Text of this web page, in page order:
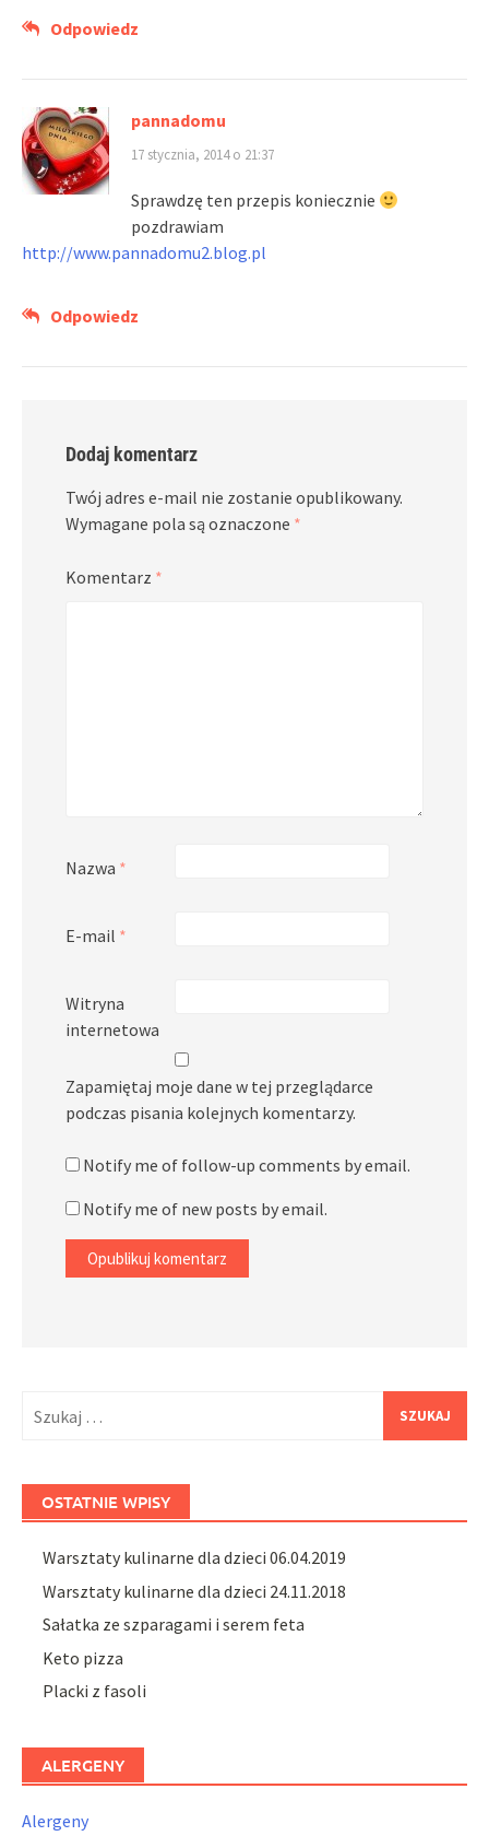
Odpowiedz
pannadomu
17 stycznia, 2014 o 21:37
Sprawdzę ten przepis koniecznie
pozdrawiam
http://www.pannadomu2.blog.pl
Odpowiedz
Dodaj komentarz
Twój adres e-mail nie zostanie opublikowany.
Wymagane pola są oznaczone *
Komentarz *
Nazwa *
E-mail *
Witryna
internetowa
Zapamiętaj moje dane w tej przeglądarce
podczas pisania kolejnych komentarzy.
Notify me of follow-up comments by email.
Notify me of new posts by email.
OSTATNIE WPISY
Warsztaty kulinarne dla dzieci 06.04.2019
Warsztaty kulinarne dla dzieci 24.11.2018
Sałatka ze szparagami i serem feta
Keto pizza
Placki z fasoli
ALERGENY
Alergeny